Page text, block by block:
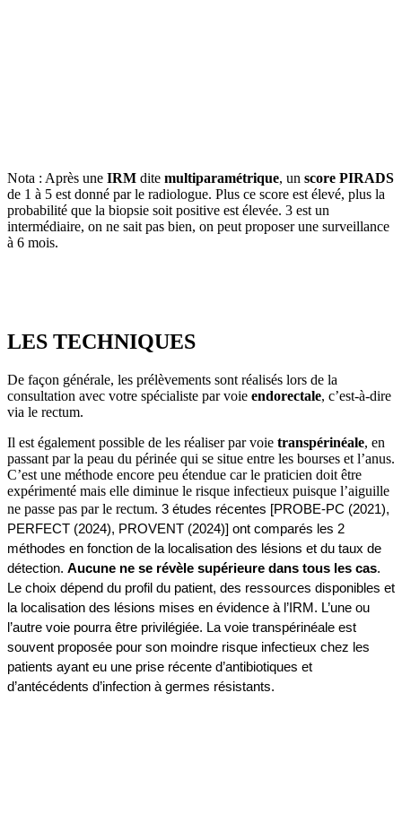
Nota : Après une IRM dite multiparamétrique, un score PIRADS
de 1 à 5 est donné par le radiologue. Plus ce score est élevé, plus la
probabilité que la biopsie soit positive est élevée. 3 est un
intermédiaire, on ne sait pas bien, on peut proposer une surveillance
à 6 mois.
LES TECHNIQUES
De façon générale, les prélèvements sont réalisés lors de la
consultation avec votre spécialiste par voie endorectale, c’est-à-dire
via le rectum.
Il est également possible de les réaliser par voie transpérinéale, en
passant par la peau du périnée qui se situe entre les bourses et l’anus.
C’est une méthode encore peu étendue car le praticien doit être
expérimenté mais elle diminue le risque infectieux puisque l’aiguille
ne passe pas par le rectum. 3 études récentes [PROBE-PC (2021),
PERFECT (2024), PROVENT (2024)] ont comparés les 2
méthodes en fonction de la localisation des lésions et du taux de
détection. Aucune ne se révèle supérieure dans tous les cas.
Le choix dépend du profil du patient, des ressources disponibles et
la localisation des lésions mises en évidence à l’IRM. L’une ou
l’autre voie pourra être privilégiée. La voie transpérinéale est
souvent proposée pour son moindre risque infectieux chez les
patients ayant eu une prise récente d’antibiotiques et
d’antécédents d’infection à germes résistants.